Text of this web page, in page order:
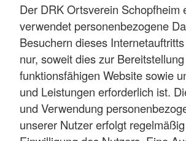
Der DRK Ortsverein Schopfheim
verwendet personenbezogene
Besuchern dieses
nur, soweit dies zur
funktionsfähigen Website sowie
und Leistungen erforderlich ist.
und Verwendung
unserer Nutzer erfolgt